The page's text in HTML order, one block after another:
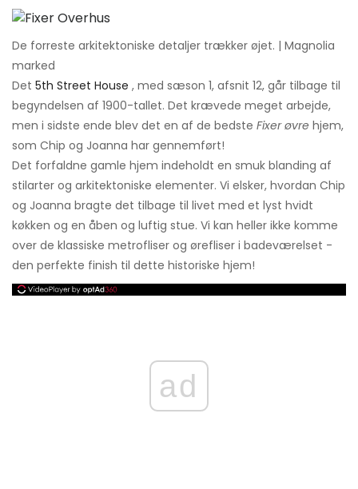
De forreste arkitektoniske detaljer trækker øjet. | Magnolia
marked
Det 5th Street House , med sæson 1, afsnit 12, går tilbage til
begyndelsen af ​​1900-tallet. Det krævede meget arbejde,
men i sidste ende blev det en af ​​de bedste Fixer øvre hjem,
som Chip og Joanna har gennemført!
Det forfaldne gamle hjem indeholdt en smuk blanding af
stilarter og arkitektoniske elementer. Vi elsker, hvordan Chip
og Joanna bragte det tilbage til livet med et lyst hvidt
køkken og en åben og luftig stue. Vi kan heller ikke komme
over de klassiske metrofliser og ørefliser i badeværelset -
den perfekte finish til dette historiske hjem!
ad